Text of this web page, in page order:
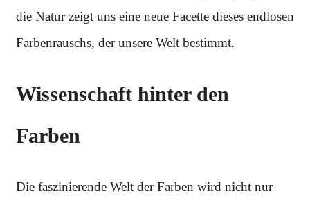
die Natur zeigt uns eine neue Facette dieses endlosen
Farbenrauschs, der unsere Welt bestimmt.
Wissenschaft hinter den
Farben
Die faszinierende Welt der Farben wird nicht nur